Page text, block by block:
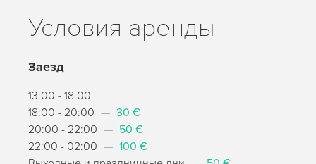
Условия аренды
Заезд
13:00 - 18:00
18:00 - 20:00 — 30 €
20:00 - 22:00 — 50 €
22:00 - 02:00 — 100 €